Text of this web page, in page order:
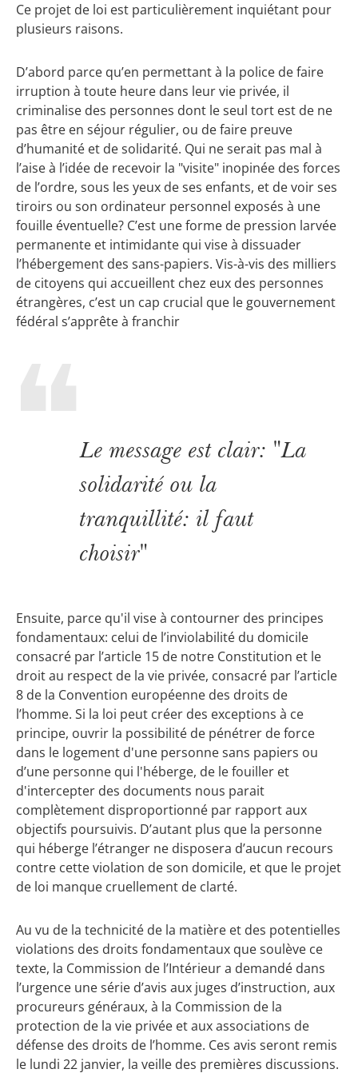
Ce projet de loi est particulièrement inquiétant pour
plusieurs raisons.
D’abord parce qu’en permettant à la police de faire
irruption à toute heure dans leur vie privée, il
criminalise des personnes dont le seul tort est de ne
pas être en séjour régulier, ou de faire preuve
d’humanité et de solidarité. Qui ne serait pas mal à
l’aise à l’idée de recevoir la "visite" inopinée des forces
de l’ordre, sous les yeux de ses enfants, et de voir ses
tiroirs ou son ordinateur personnel exposés à une
fouille éventuelle? C’est une forme de pression larvée
permanente et intimidante qui vise à dissuader
l’hébergement des sans-papiers. Vis-à-vis des milliers
de citoyens qui accueillent chez eux des personnes
étrangères, c’est un cap crucial que le gouvernement
fédéral s’apprête à franchir
Le message est clair: "La
solidarité ou la
tranquillité: il faut
choisir"
Ensuite, parce qu'il vise à contourner des principes
fondamentaux: celui de l’inviolabilité du domicile
consacré par l’article 15 de notre Constitution et le
droit au respect de la vie privée, consacré par l’article
8 de la Convention européenne des droits de
l’homme. Si la loi peut créer des exceptions à ce
principe, ouvrir la possibilité de pénétrer de force
dans le logement d'une personne sans papiers ou
d’une personne qui l'héberge, de le fouiller et
d'intercepter des documents nous parait
complètement disproportionné par rapport aux
objectifs poursuivis. D’autant plus que la personne
qui héberge l’étranger ne disposera d’aucun recours
contre cette violation de son domicile, et que le projet
de loi manque cruellement de clarté.
Au vu de la technicité de la matière et des potentielles
violations des droits fondamentaux que soulève ce
texte, la Commission de l’Intérieur a demandé dans
l’urgence une série d’avis aux juges d’instruction, aux
procureurs généraux, à la Commission de la
protection de la vie privée et aux associations de
défense des droits de l’homme. Ces avis seront remis
le lundi 22 janvier, la veille des premières discussions.